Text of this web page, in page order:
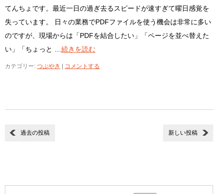
てんちょです。最近一日の過ぎ去るスピードが速すぎて曜日感覚を
失っています。 日々の業務でPDFファイルを使う機会は非常に多い
のですが、現場からは「PDFを結合したい」「ページを並べ替えた
い」「ちょっと … 続きを読む
カテゴリー: つぶやき | コメントする
過去の投稿 新しい投稿